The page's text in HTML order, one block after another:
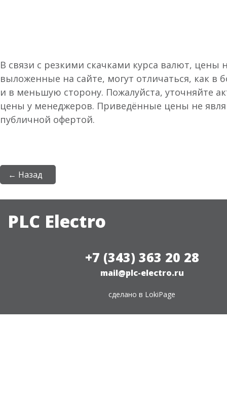
В связи с резкими скачками курса валют, цены
выложенные на сайте, могут отличаться, как в
и в меньшую сторону. Пожалуйста, уточняйте
цены у менеджеров. Приведённые цены не
публичной офертой.
← Назад
PLC Electro
+7 (343) 363 20 28
mail@plc-electro.ru
сделано в LokiPage